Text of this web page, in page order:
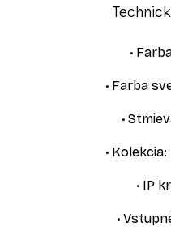
•
• Farba
•
• Kolekcia:
• IP
•